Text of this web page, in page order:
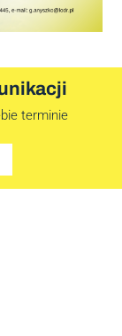
terminie